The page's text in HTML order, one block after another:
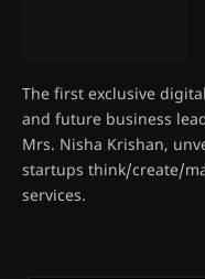
The first exclusive
and future business
Mrs. Nisha Krishan,
startups think/create/
services.